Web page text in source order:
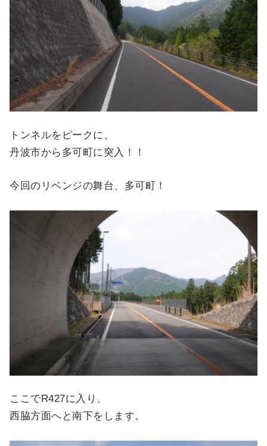
トンネルをピークに、
丹波市から多可町に突入！！
今回のリベンジの舞台、多可町！
ここでR427に入り、
西脇方面へと南下をします。